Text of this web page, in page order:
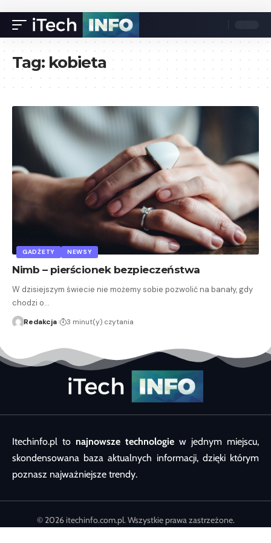
Tag: kobieta
GADŻETY NEWSY
Nimb – pierścionek bezpieczeństwa
W dzisiejszym świecie nie możemy sobie pozwolić na banały, gdy
chodzi o…
Redakcja 3 minut(y) czytania
Itechinfo.pl to najnowsze technologie w jednym miejscu,
skondensowana baza aktualnych informacji, dzięki którym
poznasz najważniejsze trendy.
© 2026 itechinfo.com.pl. Wszystkie prawa zastrzeżone.